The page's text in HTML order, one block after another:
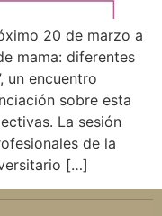
20 de marzo a
mama: diferentes
un encuentro
sobre esta
La sesión
de la
[…]